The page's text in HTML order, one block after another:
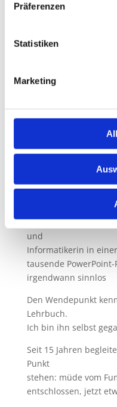
Präferenzen
Statistiken
Marketing
Mein Name ist Beate
Vorher war ich etwas
und
Informatikerin in
tausende
irgendwann sinnlos
Den Wendepunkt
Lehrbuch.
Ich bin ihn selbst
Seit 15 Jahren
Punkt
stehen: müde vom
entschlossen, jetzt